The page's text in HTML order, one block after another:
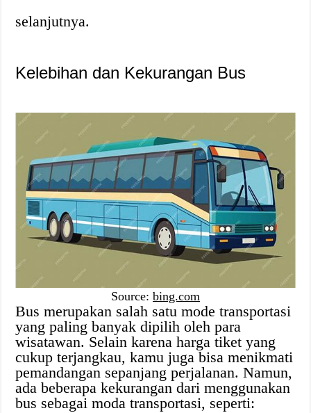
selanjutnya.
Kelebihan dan Kekurangan Bus
Source: bing.com
Bus merupakan salah satu mode transportasi
yang paling banyak dipilih oleh para
wisatawan. Selain karena harga tiket yang
cukup terjangkau, kamu juga bisa menikmati
pemandangan sepanjang perjalanan. Namun,
ada beberapa kekurangan dari menggunakan
bus sebagai moda transportasi, seperti: